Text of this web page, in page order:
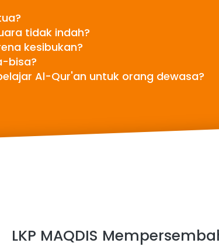
tidak indah?
kesibukan?
bisa?
Al-Qur'an untuk orang dewasa?
LKP MAQDIS